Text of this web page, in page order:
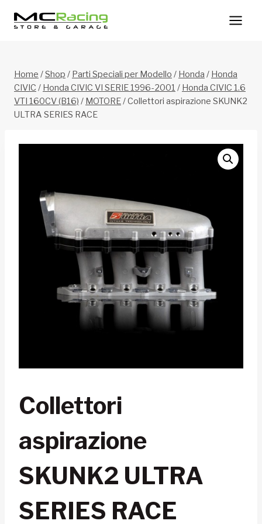
Home /Shop / Parti Speciali per Modello / Honda / Honda
CIVIC / Honda CIVIC VI SERIE 1996-2001 / Honda CIVIC 1.6
VTI 160CV (B16) / MOTORE/Collettori aspirazione SKUNK2
ULTRA SERIES RACE
Collettori
aspirazione
SKUNK2 ULTRA
SERIES RACE